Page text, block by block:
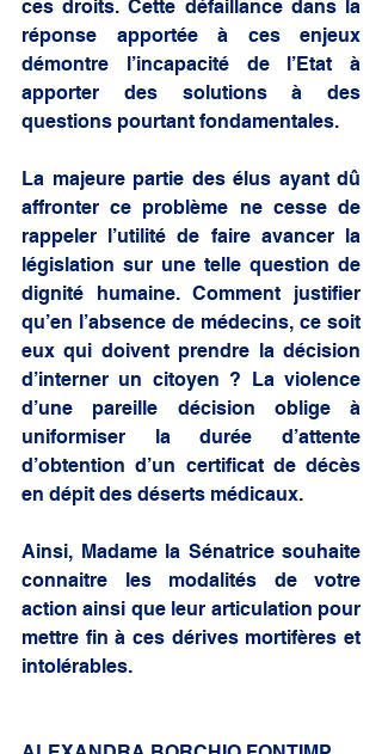
ces droits. Cette défaillance dans la
réponse apportée à ces enjeux
démontre l’incapacité de l’Etat à
apporter des solutions à des
questions pourtant fondamentales.
La majeure partie des élus ayant dû
affronter ce problème ne cesse de
rappeler l’utilité de faire avancer la
législation sur une telle question de
dignité humaine. Comment justifier
qu’en l’absence de médecins, ce soit
eux qui doivent prendre la décision
d’interner un citoyen ? La violence
d’une pareille décision oblige à
uniformiser la durée d’attente
d’obtention d’un certificat de décès
en dépit des déserts médicaux.
Ainsi, Madame la Sénatrice souhaite
connaitre les modalités de votre
action ainsi que leur articulation pour
mettre fin à ces dérives mortifères et
intolérables.